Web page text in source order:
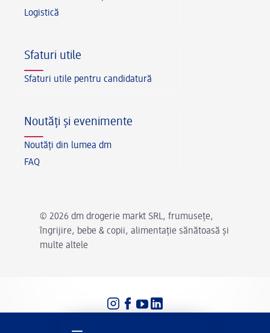
© 2026 dm drogerie markt SRL, frumusețe,
îngrijire, bebe & copii, alimentație sănătoasă și
multe altele
Logistică
Sfaturi utile
Sfaturi utile pentru candidatură
Noutăți și evenimente
Noutăți din lumea dm
FAQ